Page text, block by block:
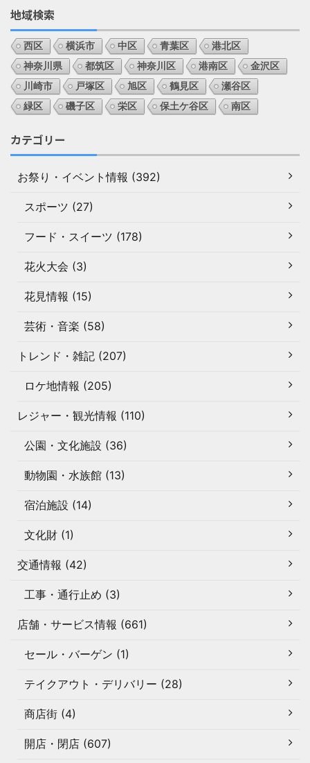
地域検索
西区 横浜市 中区 青葉区
港北区
神奈川県
都筑区 神奈川区 港南区
金沢区
川崎市
戸塚区 旭区 鶴見区
瀬谷区
緑区
磯子区 栄区 保土ケ谷区 南区
カテゴリー
お祭り・イベント情報 (392)
スポーツ (27)
フード・スイーツ (178)
花火大会 (3)
花見情報 (15)
芸術・音楽 (58)
トレンド・雑記 (207)
ロケ地情報 (205)
レジャー・観光情報 (110)
公園・文化施設 (36)
動物園・水族館 (13)
宿泊施設 (14)
文化財 (1)
交通情報 (42)
工事・通行止め (3)
店舗・サービス情報 (661)
セール・バーゲン (1)
テイクアウト・デリバリー (28)
商店街 (4)
開店・閉店 (607)